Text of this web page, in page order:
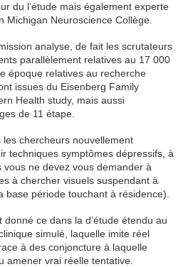
du l’étude mais également experte
Michigan Neuroscience Collège.
analyse, de fait les scrutateurs
parallèlement relatives au 17 000
époque relatives au recherche
issues du Eisenberg Family
Health study, mais aussi
de 11 étape.
chercheurs nouvellement
techniques symptômes dépressifs, à
ne devez vous demander à
à chercher visuels suspendant à
base période touchant à résidence).
ce dans la d’étude étendu au
simulé, laquelle imite réel
à des conjoncture à laquelle
amener vrai réelle tentative.